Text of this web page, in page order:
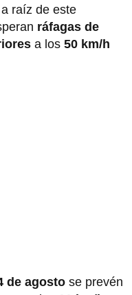
raíz de este
ráfagas de
a los 50 km/h
de agosto se prevén